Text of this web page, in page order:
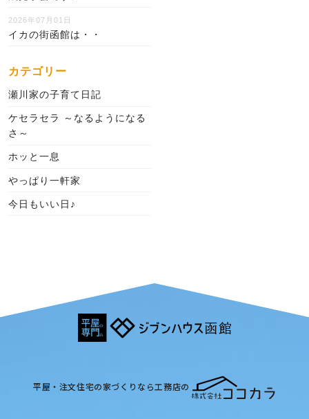
2026年07月01日
イカの街函館は・・
カテゴリー
瀬川家の子育て日記
ケセラセラ ～なるようになる
さ～
ホッと一息
やっぱり一軒家
今日もいい日♪
平屋・注文住宅の家づくりなら工務店の